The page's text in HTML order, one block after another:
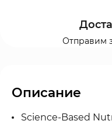
Отправим
Описание
Science-Based